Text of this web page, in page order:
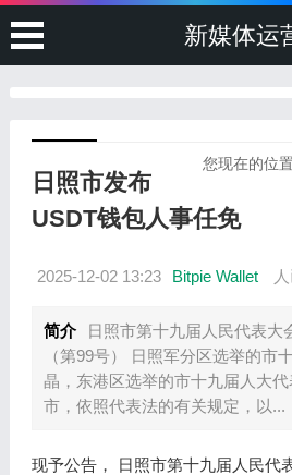
新媒体运
您现在的位
日照市发布
USDT钱包人事任免
2025-12-02 13:23 Bitpie Wallet
简介
日照市第十九届人民代表大
（第99号） 日照军分区选举的市
晶，东港区选举的市十九届人大
市，依照代表法的有关规定，以...
现予公告， 日照市第十九届人民代